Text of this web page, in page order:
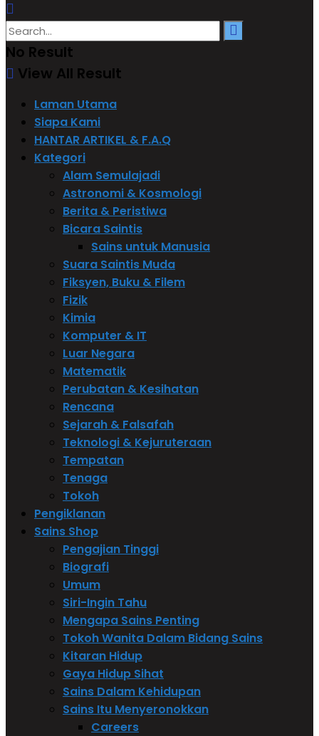
No Result
View All Result
Laman Utama
Siapa Kami
HANTAR ARTIKEL & F.A.Q
Kategori
Alam Semulajadi
Astronomi & Kosmologi
Berita & Peristiwa
Bicara Saintis
Sains untuk Manusia
Suara Saintis Muda
Fiksyen, Buku & Filem
Fizik
Kimia
Komputer & IT
Luar Negara
Matematik
Perubatan & Kesihatan
Rencana
Sejarah & Falsafah
Teknologi & Kejuruteraan
Tempatan
Tenaga
Tokoh
Pengiklanan
Sains Shop
Pengajian Tinggi
Biografi
Umum
Siri-Ingin Tahu
Mengapa Sains Penting
Tokoh Wanita Dalam Bidang Sains
Kitaran Hidup
Gaya Hidup Sihat
Sains Dalam Kehidupan
Sains Itu Menyeronokkan
Careers